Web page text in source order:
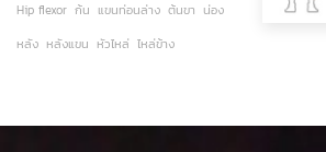
Hip flexor ก้น แขนท่อนล่าง ต้นขา น่อง
หลัง หลังแขน หัวไหล่ ไหล่ข้าง